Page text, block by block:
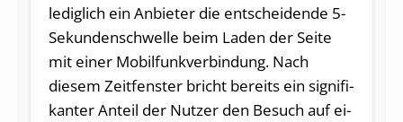
lediglich ein Anbie­ter die ent­schei­den­de 5-
Sekun­den­schwel­le beim La­den der Seite
mit ei­ner Mobilfunkver­bindung. Nach
diesem Zeitfens­ter bricht be­reits ein si­gnifi­
kan­ter An­teil der Nutzer den Besuch auf ei­